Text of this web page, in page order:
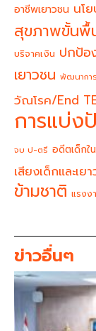
อาชีพเยาวชน นโ
สุขภาพขั้นพื้
บริจาคเงิน ปกป้อ
เยาวชน พัฒนากา
วัณโรค/End
การแบ่ง
จบ ป-ตรี อดีตเด็กใ
เสียงเด็กและเย
ข้ามชาติ แรงง
ข่าวอื่นๆ